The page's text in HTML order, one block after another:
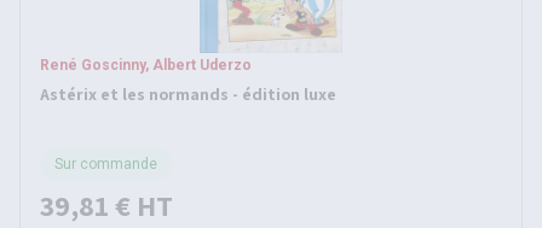
René Goscinny, Albert Uderzo
Astérix et les normands - édition luxe
Sur commande
39,81 € HT